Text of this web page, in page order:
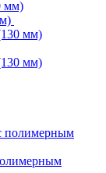
мм)
мм)